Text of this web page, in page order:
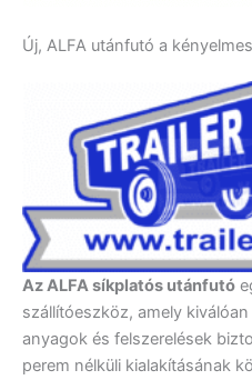
Új, ALFA utánfutó a
Az ALFA síkplatós utánfutó
szállítóeszköz, amely
anyagok és felszerelések
perem nélküli kialakításának